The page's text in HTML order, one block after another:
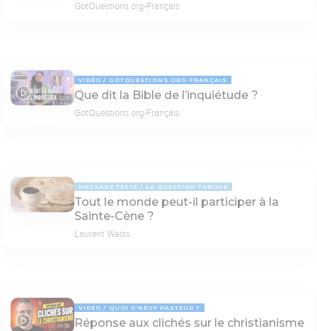
GotQuestions.org-Français
02:19
VIDÉO GOTQUESTIONS.ORG-FRANÇAIS
Que dit la Bible de l’inquiétude ?
GotQuestions.org-Français
MESSAGE TEXTE LA QUESTION TABOUE
Tout le monde peut-il participer à la
Sainte-Cène ?
Laurent Weiss
09:03
VIDÉO QUOI D'NEUF PASTEUR ?
Réponse aux clichés sur le christianisme